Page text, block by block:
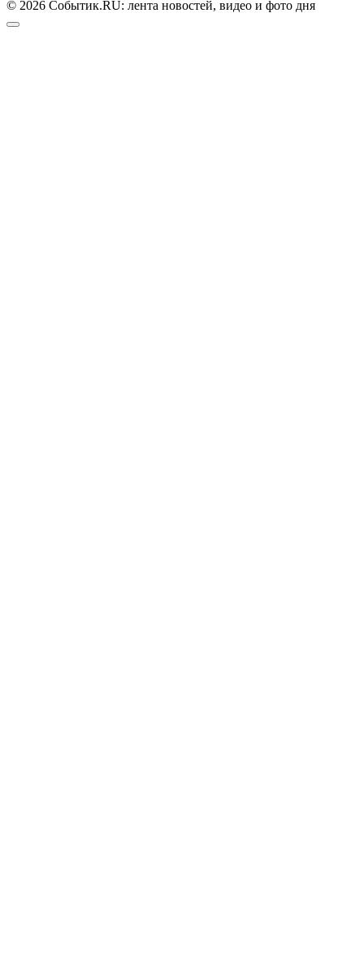
© 2026 Событик.RU: лента новостей, видео и фото дня